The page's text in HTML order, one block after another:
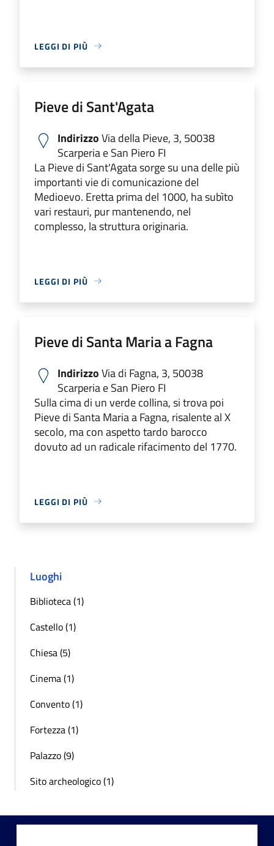
LEGGI DI PIÙ
Pieve di Sant'Agata
IndirizzoVia della Pieve, 3, 50038
Scarperia e San Piero FI
La Pieve di Sant'Agata sorge su una delle più
importanti vie di comunicazione del
Medioevo. Eretta prima del 1000, ha subìto
vari restauri, pur mantenendo, nel
complesso, la struttura originaria.
LEGGI DI PIÙ
Pieve di Santa Maria a Fagna
IndirizzoVia di Fagna, 3, 50038
Scarperia e San Piero FI
Sulla cima di un verde collina, si trova poi
Pieve di Santa Maria a Fagna, risalente al X
secolo, ma con aspetto tardo barocco
dovuto ad un radicale rifacimento del 1770.
LEGGI DI PIÙ
Luoghi
Biblioteca (1)
Castello (1)
Chiesa (5)
Cinema (1)
Convento (1)
Fortezza (1)
Palazzo (9)
Sito archeologico (1)